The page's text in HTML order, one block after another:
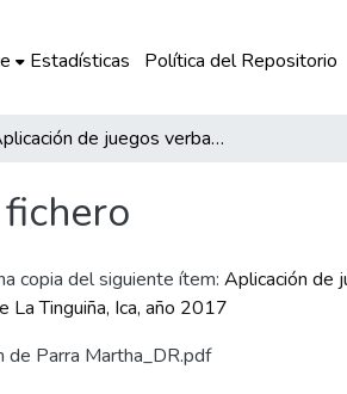
Estadísticas Política del Repositorio
Aplicación de juegos verbales como estrategia innovadora para desarrollar la oralidad en los niños de la I.E. N°61, del distrito de La Tinguiña, Ica, año 2017
copia del siguiente ítem: Aplicación de
La Tinguiña, Ica, año 2017
de Parra Martha_DR.pdf